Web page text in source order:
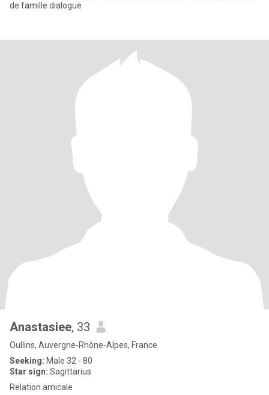
de famille dialogue
Anastasiee, 33
Oullins, Auvergne-Rhône-Alpes, France
Seeking: Male 32 - 80
Star sign: Sagittarius
Relation amicale